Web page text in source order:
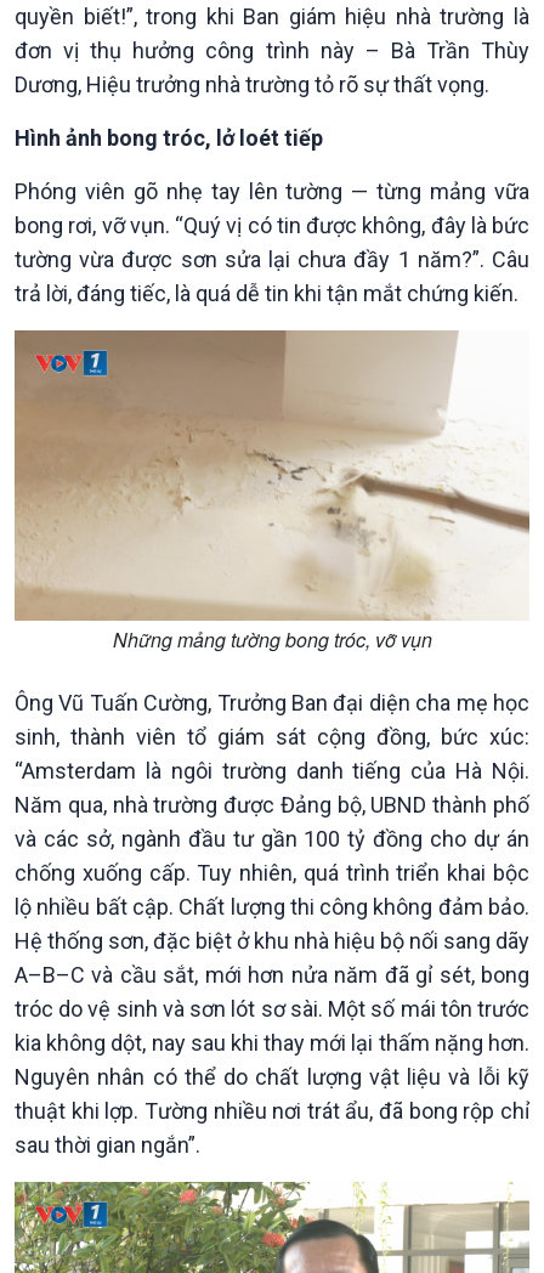
E-Magazine
quyền biết!”, trong khi Ban giám hiệu nhà trường là
đơn vị thụ hưởng công trình này – Bà Trần Thùy
Dương, Hiệu trưởng nhà trường tỏ rõ sự thất vọng.
Hình ảnh bong tróc, lở loét tiếp
Phóng viên gõ nhẹ tay lên tường — từng mảng vữa
bong rơi, vỡ vụn. “Quý vị có tin được không, đây là bức
tường vừa được sơn sửa lại chưa đầy 1 năm?”. Câu
trả lời, đáng tiếc, là quá dễ tin khi tận mắt chứng kiến.
Những mảng tường bong tróc, vỡ vụn
Ông Vũ Tuấn Cường, Trưởng Ban đại diện cha mẹ học
sinh, thành viên tổ giám sát cộng đồng, bức xúc:
“Amsterdam là ngôi trường danh tiếng của Hà Nội.
Năm qua, nhà trường được Đảng bộ, UBND thành phố
và các sở, ngành đầu tư gần 100 tỷ đồng cho dự án
chống xuống cấp. Tuy nhiên, quá trình triển khai bộc
lộ nhiều bất cập. Chất lượng thi công không đảm bảo.
Hệ thống sơn, đặc biệt ở khu nhà hiệu bộ nối sang dãy
A–B–C và cầu sắt, mới hơn nửa năm đã gỉ sét, bong
tróc do vệ sinh và sơn lót sơ sài. Một số mái tôn trước
kia không dột, nay sau khi thay mới lại thấm nặng hơn.
Nguyên nhân có thể do chất lượng vật liệu và lỗi kỹ
thuật khi lợp. Tường nhiều nơi trát ẩu, đã bong rộp chỉ
sau thời gian ngắn”.